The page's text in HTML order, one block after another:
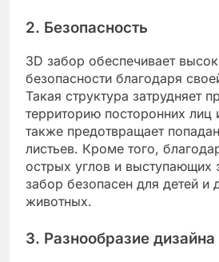
2. Безопасность
3D забор обеспечивает
безопасности благодаря
Такая структура затрудняет
территорию посторонних лиц
также предотвращает
листьев. Кроме того,
острых углов и выступающих
забор безопасен для детей и
животных.
3. Разнообразие дизайна